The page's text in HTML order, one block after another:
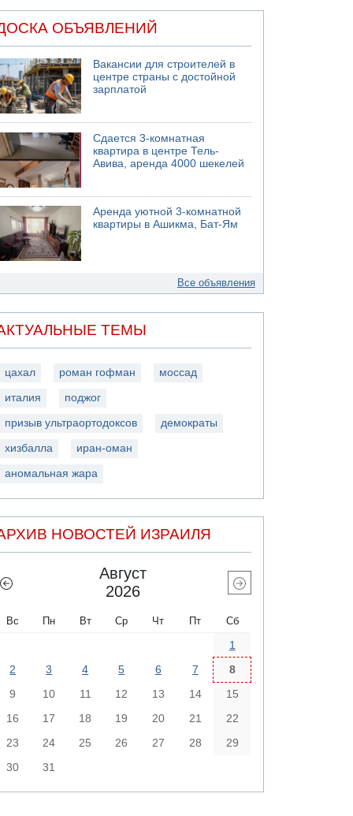
ОБЪЯВЛЕНИЙ
Вакансии для строителей в
центре страны с достойной
зарплатой
Сдается 3-комнатная
квартира в центре Тель-
Авива, аренда 4000 шекелей
Аренда уютной 3-комнатной
квартиры в Ашикма, Бат-Ям
Все объявления
ТЕМЫ
цахал роман гофман моссад
италия поджог
призыв ультраортодоксов демократы
хизбалла иран-оман
аномальная жара
НОВОСТЕЙ ИЗРАИЛЯ
Август
2026
Вс Пн Вт Ср Чт Пт Сб
1
2
3 4 5 6 7
8
9
10 11 12 13 14
15
16
17 18 19 20 21
22
23
24 25 26 27 28
29
30
31